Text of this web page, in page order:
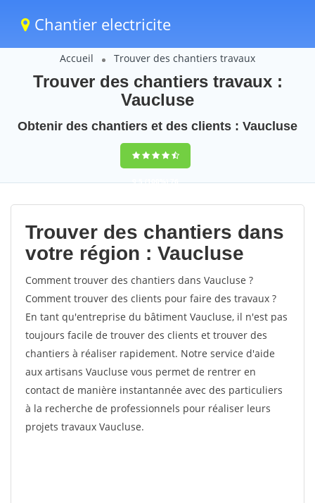
Chantier electricite
Accueil Trouver des chantiers travaux
Trouver des chantiers travaux :
Vaucluse
Obtenir des chantiers et des clients : Vaucluse
9,5(100%)76
votes
Trouver des chantiers dans
votre région : Vaucluse
Comment trouver des chantiers dans Vaucluse ?
Comment trouver des clients pour faire des travaux ?
En tant qu'entreprise du bâtiment Vaucluse, il n'est pas
toujours facile de trouver des clients et trouver des
chantiers à réaliser rapidement. Notre service d'aide
aux artisans Vaucluse vous permet de rentrer en
contact de manière instantannée avec des particuliers
à la recherche de professionnels pour réaliser leurs
projets travaux Vaucluse.